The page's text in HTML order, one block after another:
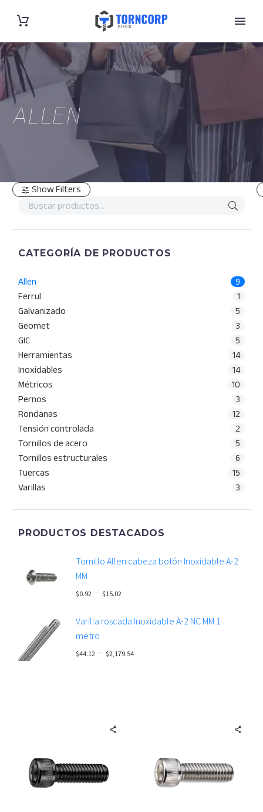
ALLEN
Show Filters
CATEGORÍA DE PRODUCTOS
Allen 9
Ferrul 1
Galvanizado 5
Geomet 3
GIC 5
Herramientas 14
Inoxidables 14
Métricos 10
Pernos 3
Rondanas 12
Tensión controlada 2
Tornillos de acero 5
Tornillos estructurales 6
Tuercas 15
Varillas 3
PRODUCTOS DESTACADOS
Tornillo Allen cabeza botón Inoxidable A-2
MM
$0.92 – $15.02
range:
Varilla roscada Inoxidable A-2 NC MM 1
metro
$44.12 – $2,179.54